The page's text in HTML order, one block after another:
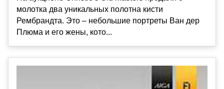
молотка два уникальных полотна кисти
Рембрандта. Это – небольшие портреты Ван дер
Плюма и его жены, кото...